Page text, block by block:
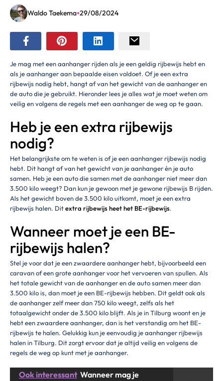
Waldo Taekema•29/08/2024
Je mag met een aanhanger rijden als je een geldig rijbewijs hebt en
als je aanhanger aan bepaalde eisen voldoet. Of je een extra
rijbewijs nodig hebt, hangt af van het gewicht van de aanhanger en
de auto die je gebruikt. Hieronder lees je alles wat je moet weten om
veilig en volgens de regels met een aanhanger de weg op te gaan.
Heb je een extra rijbewijs
nodig?
Het belangrijkste om te weten is of je een aanhanger rijbewijs nodig
hebt. Dit hangt af van het gewicht van je aanhanger én je auto
samen. Heb je een auto die samen met de aanhanger niet meer dan
3.500 kilo weegt? Dan kun je gewoon met je gewone rijbewijs B rijden.
Als het gewicht boven de 3.500 kilo uitkomt, moet je een extra
rijbewijs halen. Ditextra rijbewijs heet het BE-rijbewijs.
Wanneer moet je een BE-
rijbewijs halen?
Stel je voor dat je een zwaardere aanhanger hebt, bijvoorbeeld een
caravan of een grote aanhanger voor het vervoeren van spullen. Als
het totale gewicht van de aanhanger en de auto samen meer dan
3.500 kilo is, dan moet je een BE-rijbewijs hebben. Dit geldt ook als
de aanhanger zelf meer dan 750 kilo weegt, zelfs als het
totaalgewicht onder de 3.500 kilo blijft. Als je in Tilburg woont en je
hebt een zwaardere aanhanger, dan is het verstandig om het BE-
rijbewijs te halen. Gelukkig kun je eenvoudig je aanhanger rijbewijs
halen in Tilburg. Dit zorgt ervoor dat je altijd veilig en volgens de
regels de weg op kunt met je aanhanger.
Ook interessant Wanneer mag je